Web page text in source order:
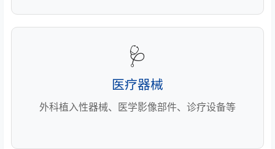
🩺
医疗器械
外科植入性器械、医学影像部件、诊疗设备等